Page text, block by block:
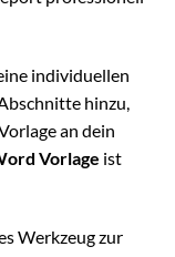
individuellen
hinzu,
an dein
Vorlage ist
Werkzeug zur